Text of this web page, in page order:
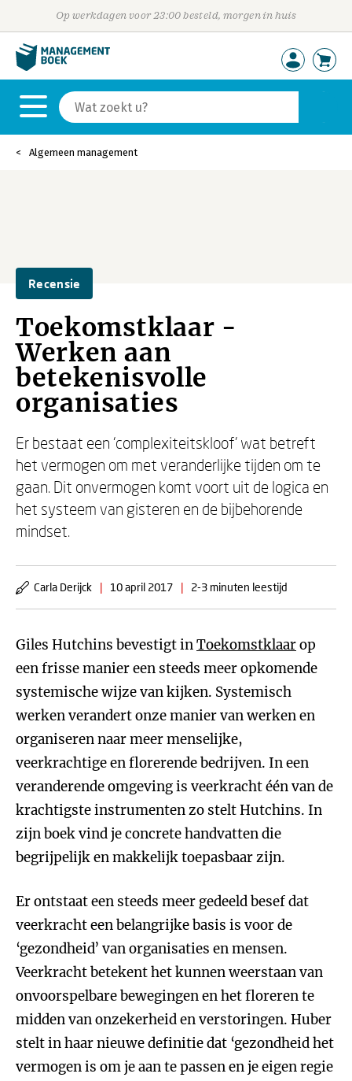
Op werkdagen voor 23:00 besteld, morgen in huis
Algemeen management
Recensie
Toekomstklaar -
Werken aan
betekenisvolle
organisaties
Er bestaat een ‘complexiteitskloof’ wat betreft
het vermogen om met veranderlijke tijden om te
gaan. Dit onvermogen komt voort uit de logica en
het systeem van gisteren en de bijbehorende
mindset.
Carla Derijck | 10 april 2017 | 2-3 minuten leestijd
Giles Hutchins bevestigt inToekomstklaarop
een frisse manier een steeds meer opkomende
systemische wijze van kijken. Systemisch
werken verandert onze manier van werken en
organiseren naar meer menselijke,
veerkrachtige en florerende bedrijven. In een
veranderende omgeving is veerkracht één van de
krachtigste instrumenten zo stelt Hutchins. In
zijn boek vind je concrete handvatten die
begrijpelijk en makkelijk toepasbaar zijn.
Er ontstaat een steeds meer gedeeld besef dat
veerkracht een belangrijke basis is voor de
‘gezondheid’ van organisaties en mensen.
Veerkracht betekent het kunnen weerstaan van
onvoorspelbare bewegingen en het floreren te
midden van onzekerheid en verstoringen. Huber
stelt in haar nieuwe definitie dat ‘gezondheid het
vermogen is om je aan te passen en je eigen regie